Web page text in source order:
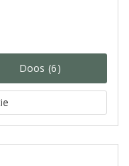
Doos (6)